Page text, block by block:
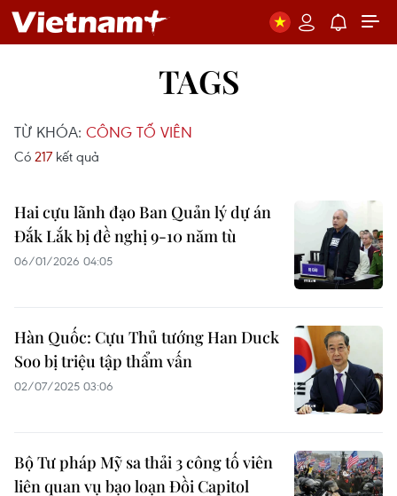
TAGS
TỪ KHÓA: CÔNG TỐ VIÊN
Có 217 kết quả
Hai cựu lãnh đạo Ban Quản lý dự án
Đắk Lắk bị đề nghị 9-10 năm tù
06/01/2026 04:05
Hàn Quốc: Cựu Thủ tướng Han Duck
Soo bị triệu tập thẩm vấn
02/07/2025 03:06
Bộ Tư pháp Mỹ sa thải 3 công tố viên
liên quan vụ bạo loạn Đồi Capitol